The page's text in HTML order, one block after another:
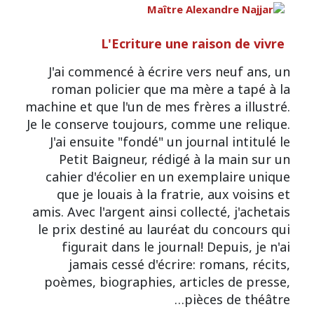
L'Ecriture une raison de vivre
J'ai commencé à écrire vers neuf ans, un
roman policier que ma mère a tapé à la
machine et que l'un de mes frères a illustré.
Je le conserve toujours, comme une relique.
J'ai ensuite "fondé" un journal intitulé le
Petit Baigneur, rédigé à la main sur un
cahier d'écolier en un exemplaire unique
que je louais à la fratrie, aux voisins et
amis. Avec l'argent ainsi collecté, j'achetais
le prix destiné au lauréat du concours qui
figurait dans le journal! Depuis, je n'ai
jamais cessé d'écrire: romans, récits,
poèmes, biographies, articles de presse,
pièces de théâtre…